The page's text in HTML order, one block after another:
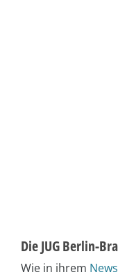
Die JUG Berlin-
Wie in ihrem